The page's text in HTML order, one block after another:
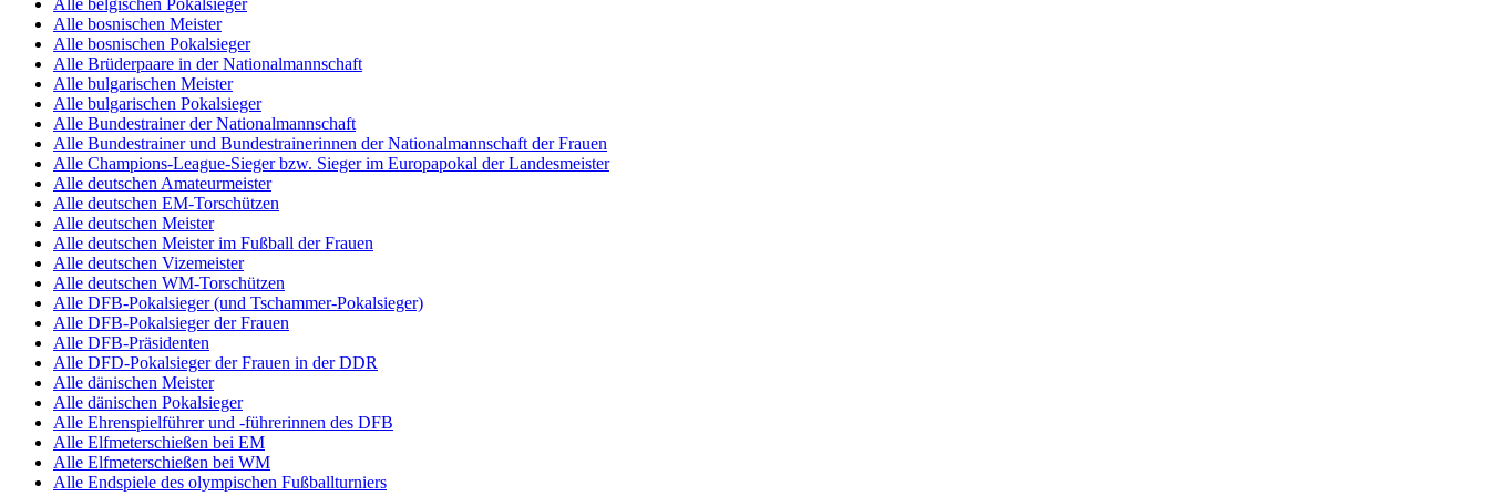
Alle belgischen Pokalsieger
Alle bosnischen Meister
Alle bosnischen Pokalsieger
Alle Brüderpaare in der Nationalmannschaft
Alle bulgarischen Meister
Alle bulgarischen Pokalsieger
Alle Bundestrainer der Nationalmannschaft
Alle Bundestrainer und Bundestrainerinnen der Nationalmannschaft der Frauen
Alle Champions-League-Sieger bzw. Sieger im Europapokal der Landesmeister
Alle deutschen Amateurmeister
Alle deutschen EM-Torschützen
Alle deutschen Meister
Alle deutschen Meister im Fußball der Frauen
Alle deutschen Vizemeister
Alle deutschen WM-Torschützen
Alle DFB-Pokalsieger (und Tschammer-Pokalsieger)
Alle DFB-Pokalsieger der Frauen
Alle DFB-Präsidenten
Alle DFD-Pokalsieger der Frauen in der DDR
Alle dänischen Meister
Alle dänischen Pokalsieger
Alle Ehrenspielführer und -führerinnen des DFB
Alle Elfmeterschießen bei EM
Alle Elfmeterschießen bei WM
Alle Endspiele des olympischen Fußballturniers